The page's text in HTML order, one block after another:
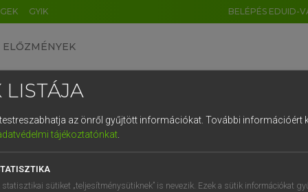
GYIK BELÉPÉS EDUID-
ELŐZMÉNYEK
szótár
LISTÁJA
az önről gyűjtött információkat. További információért
tájékoztatónkat.
statisztikai sütiket „teljesítménysütiknek” is nevezik. Ezek a sütik információkat
DE CN FR ES IT NL
1 2 3 4 5 6 7 8 9
q w e r t z u i